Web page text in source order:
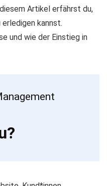
Artikel erfährst du,
kannst.
und wie der Einstieg in